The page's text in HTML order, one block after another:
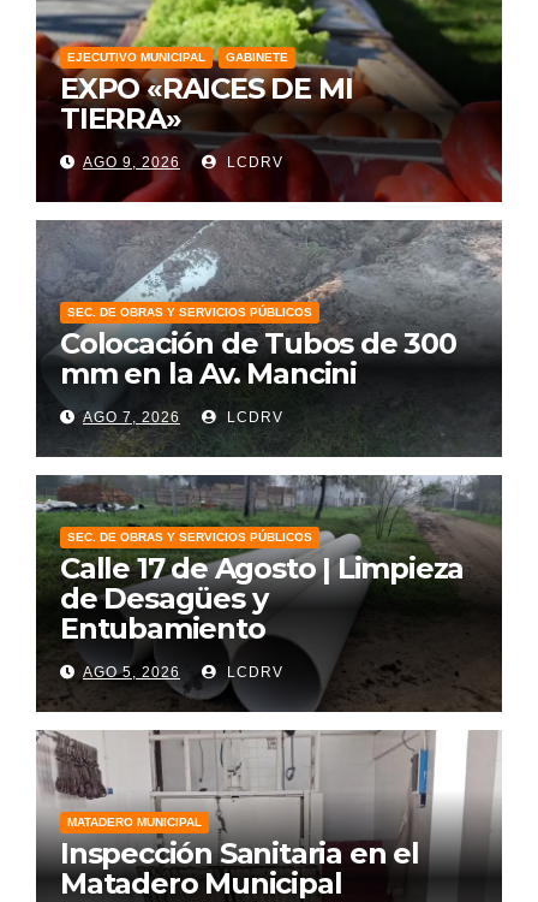
EJECUTIVO MUNICIPAL GABINETE
EXPO «RAICES DE MI
TIERRA»
AGO 9, 2026 LCDRV
SEC. DE OBRAS Y SERVICIOS PÚBLICOS
Colocación de Tubos de 300
mm en la Av. Mancini
AGO 7, 2026 LCDRV
SEC. DE OBRAS Y SERVICIOS PÚBLICOS
Calle 17 de Agosto | Limpieza
de Desagües y
Entubamiento
AGO 5, 2026 LCDRV
MATADERO MUNICIPAL
Inspección Sanitaria en el
Matadero Municipal